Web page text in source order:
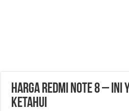
Harga Redmi Note 8 – Ini
Ketahui